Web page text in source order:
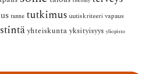
tunne tutkimus uutiskriteeri vapaus
yhteiskuntayksityisyys yliopisto